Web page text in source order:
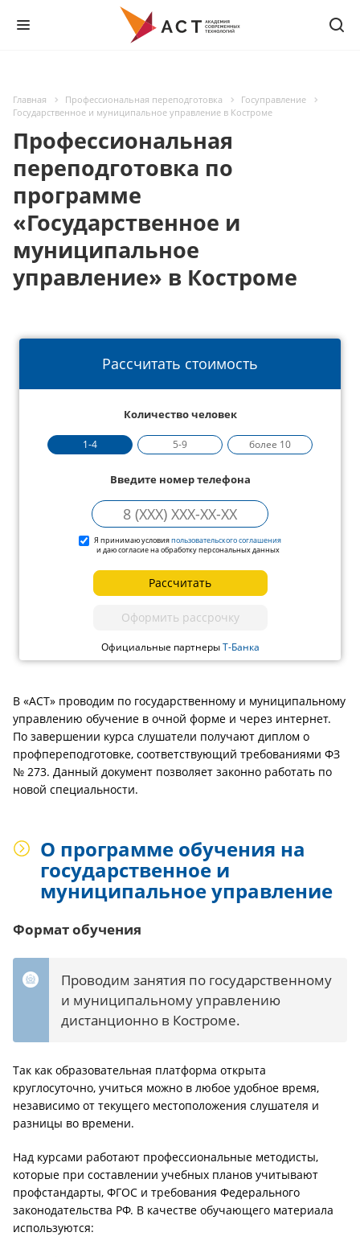
Главная Профессиональная переподготовка
Госуправление
Государственное и муниципальное управление в Костроме
Профессиональная
переподготовка по
программе
«Государственное и
муниципальное
управление» в Костроме
Рассчитать стоимость
Количество человек
1-4 5-9 более 10
Введите номер телефона
Я принимаю условияпользовательского соглашения
и даю согласие на обработку персональных данных
Рассчитать
Оформить рассрочку
Официальные партнерыТ-Банка
В «АСТ» проводим по государственному и муниципальному
управлению обучение в очной форме и через интернет.
По завершении курса слушатели получают диплом о
профпереподготовке, соответствующий требованиями ФЗ
№ 273. Данный документ позволяет законно работать по
новой специальности.
О программе обучения на
государственное и
муниципальное управление
Формат обучения
Проводим занятия по государственному
и муниципальному управлению
дистанционно в Костроме.
Так как образовательная платформа открыта
круглосуточно, учиться можно в любое удобное время,
независимо от текущего местоположения слушателя и
разницы во времени.
Над курсами работают профессиональные методисты,
которые при составлении учебных планов учитывают
профстандарты, ФГОС и требования Федерального
законодательства РФ. В качестве обучающего материала
используются: